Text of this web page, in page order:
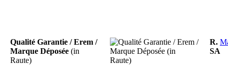
Qualité Garantie / Erem /
Marque Déposée (in
Raute)
R.
SA